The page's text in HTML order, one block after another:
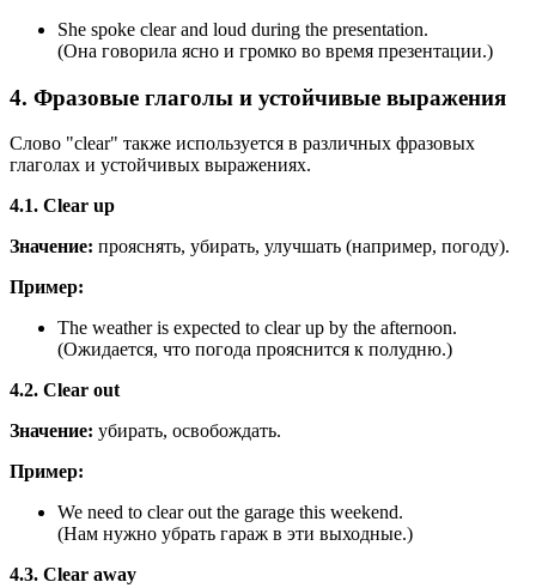
She spoke clear and loud during the presentation.
(Она говорила ясно и громко во время презентации.)
4. Фразовые глаголы и устойчивые выражения
Слово "clear" также используется в различных фразовых
глаголах и устойчивых выражениях.
4.1. Clear up
Значение: прояснять, убирать, улучшать (например, погоду).
Пример:
The weather is expected to clear up by the afternoon.
(Ожидается, что погода прояснится к полудню.)
4.2. Clear out
Значение: убирать, освобождать.
Пример:
We need to clear out the garage this weekend.
(Нам нужно убрать гараж в эти выходные.)
4.3. Clear away